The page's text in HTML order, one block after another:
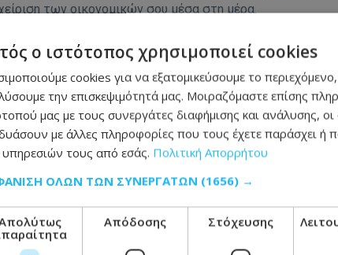
των οικονομικών σου μέσα στη μέρα.
επειδή έχεις επενδύσει χρόνο ή και συναίσθημα σε
Μην αγνοείς τα δικά σου λάθη, επειδή αυτό είναι η
Αυτό και δεν είναι σωστό και δεν σε ωφελεί.
τουλάχιστον μέχρι να μάθεις ολόκληρη την
και επικεντρώσου στους ανθρώπους που σου
αξίζει πραγματικά την εμπιστοσύνη σου και ποιος όχι.
και μην πάρεις βιαστικές αποφάσεις για τις
δραματικές κινήσεις σήμερα μπορεί να μεγαλώσουν
ο ιστότοπος χρησιμοποιεί cookies
cookies για να εξατομικεύσουμε το περιεχόμενο,
την επισκεψιμότητά μας. Μοιραζόμαστε επίσης
μας με τους συνεργάτες διαφήμισης και ανάλυσης, οι
με άλλες πληροφορίες που τους έχετε παράσχει ή
τους από εσάς. Πολιτική Απορρήτου
ΌΛΩΝ ΤΩΝ ΣΥΝΕΡΓΑΤΏΝ (1656) →
Απόδοσης Στόχευσης